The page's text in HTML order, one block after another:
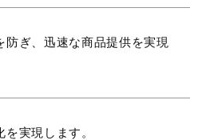
ぎ、迅速な商品提供を実現
実現します。